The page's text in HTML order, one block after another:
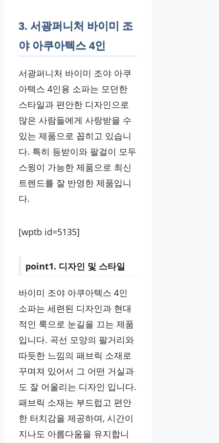
3. 서광퍼니처 바이미 조
야 아쿠아텍스 4인
서광퍼니처 바이미 조야 아쿠
아텍스 4인용 소파는 모던한
스타일과 편안한 디자인으로
많은 사람들에게 사랑받을 수
있는 제품으로 꼽히고 있습니
다. 특히 등받이와 팔걸이 모두
스윙이 가능한 제품으로 최신
트렌드를 잘 반영한 제품입니
다.
[wptb id=5135]
point1. 디자인 및 스타일
바이미 조야 아쿠아텍스 4인
소파는 세련된 디자인과 현대
적인 룩으로 눈길을 끄는 제품
입니다. 곡선 모양의 팔거리와
따듯한 느낌의 패브릭 소재로
꾸며져 있어서 그 어떤 거실과
도 잘 어울리는 디자인 입니다.
패브릭 소재는 부드럽고 편안
한 터치감을 제공하며, 시간이
지나도 아름다움을 유지합니